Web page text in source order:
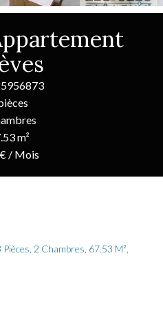
m²
/ Mois
2 Chambres, 67.53 M²,